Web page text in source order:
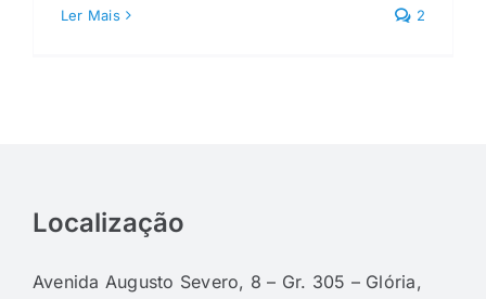
Ler Mais 2
Localização
Avenida Augusto Severo, 8 – Gr. 305 – Glória,